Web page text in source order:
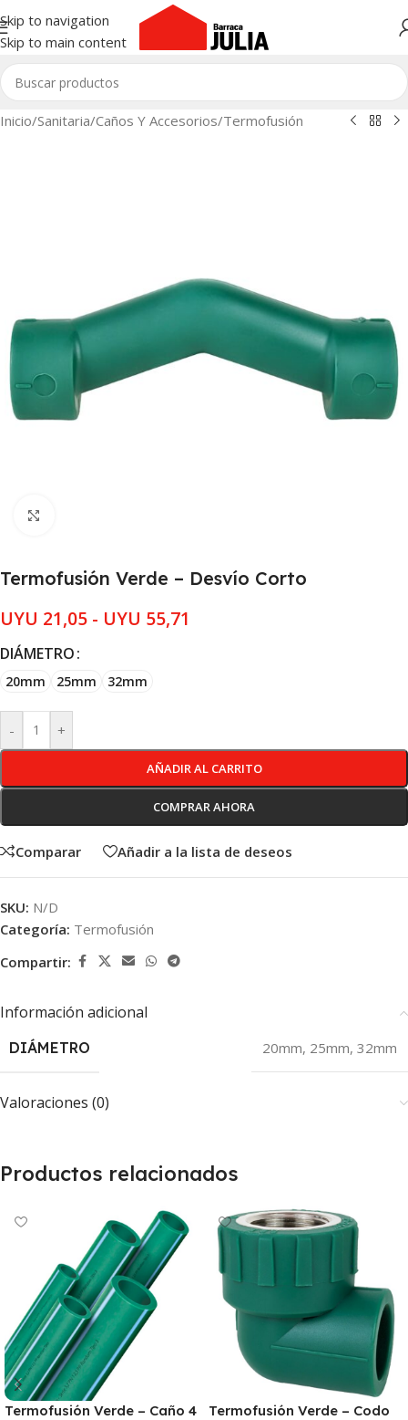
Skip to navigation
Skip to main content
Inicio/Sanitaria/Caños Y Accesorios/Termofusión
Termofusión Verde – Desvío Corto
UYU 21,05 - UYU 55,71
DIÁMETRO
20mm 25mm 32mm
- +
AÑADIR AL CARRITO
COMPRAR AHORA
Comparar Añadir a la lista de deseos
SKU: N/D
Categoría: Termofusión
Compartir:
Información adicional
DIÁMETRO 20mm, 25mm, 32mm
Valoraciones (0)
Productos relacionados
Termofusión Verde – Caño 4
Termofusión Verde – Codo